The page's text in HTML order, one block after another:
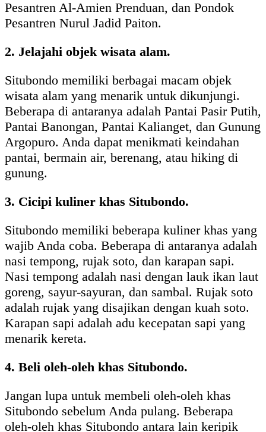
Pesantren Al-Amien Prenduan, dan Pondok
Pesantren Nurul Jadid Paiton.
2. Jelajahi objek wisata alam.
Situbondo memiliki berbagai macam objek
wisata alam yang menarik untuk dikunjungi.
Beberapa di antaranya adalah Pantai Pasir Putih,
Pantai Banongan, Pantai Kalianget, dan Gunung
Argopuro. Anda dapat menikmati keindahan
pantai, bermain air, berenang, atau hiking di
gunung.
3. Cicipi kuliner khas Situbondo.
Situbondo memiliki beberapa kuliner khas yang
wajib Anda coba. Beberapa di antaranya adalah
nasi tempong, rujak soto, dan karapan sapi.
Nasi tempong adalah nasi dengan lauk ikan laut
goreng, sayur-sayuran, dan sambal. Rujak soto
adalah rujak yang disajikan dengan kuah soto.
Karapan sapi adalah adu kecepatan sapi yang
menarik kereta.
4. Beli oleh-oleh khas Situbondo.
Jangan lupa untuk membeli oleh-oleh khas
Situbondo sebelum Anda pulang. Beberapa
oleh-oleh khas Situbondo antara lain keripik